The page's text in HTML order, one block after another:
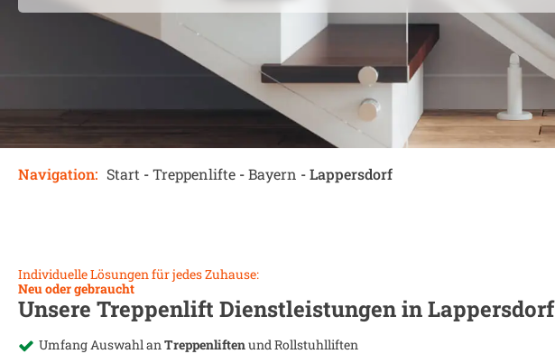
Navigation: Start -Treppenlifte -Bayern -Lappersdorf
Individuelle Lösungen für jedes Zuhause:
Neu oder gebraucht
Unsere Treppenlift Dienstleistungen inLappersdorf
Umfang Auswahl an Treppenliftenund Rollstuhlliften